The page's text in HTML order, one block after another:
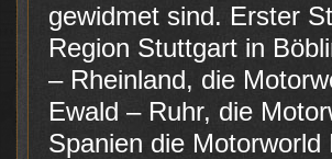
gewidmet sind. Erster
Region Stuttgart in
– Rheinland, die
Ewald – Ruhr, die
Spanien die